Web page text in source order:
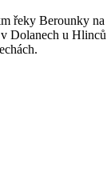
řeky Berounky
v Dolanech u